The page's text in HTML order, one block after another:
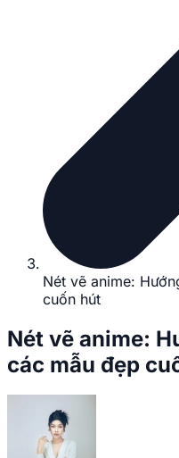
Nét vẽ anime:
cuốn hút
Nét vẽ anime:
các mẫu đẹp